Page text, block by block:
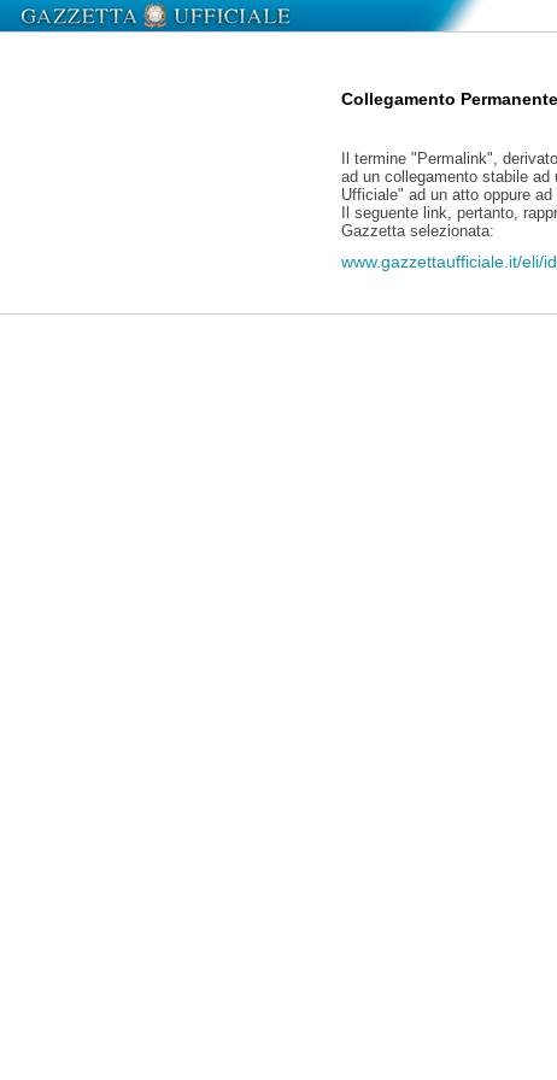
Collegamento Permanente
Il termine "Permalink",
ad un collegamento stabile
Ufficiale" ad un atto oppure
Il seguente link, pertanto,
Gazzetta selezionata:
www.gazzettaufficiale.it/eli/